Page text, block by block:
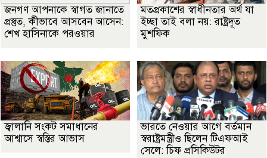
জনগণ আপনাকে স্বাগত জানাতে
প্রস্তুত, কীভাবে আসবেন আসেন:
শেখ হাসিনাকে পরওয়ার
মতপ্রকাশের স্বাধীনতার অর্থ যা
ইচ্ছা তাই বলা নয়: রাষ্ট্রদূত
মুশফিক
জ্বালানি সংকট সমাধানের
আশ্বাসে স্বস্তির আভাস
ভারতে নেওয়ার আগে বর্তমান
স্বরাষ্ট্রমন্ত্রীও ছিলেন টিএফআই
সেলে: চিফ প্রসিকিউটর